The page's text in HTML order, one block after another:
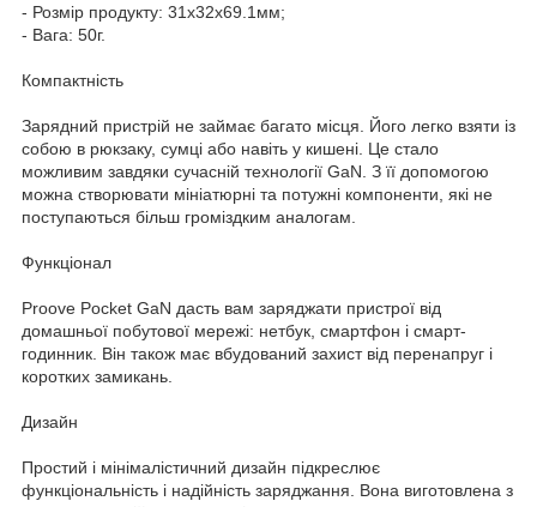
- Розмір продукту: 31x32x69.1мм;
- Вага: 50г.
Компактність
Зарядний пристрій не займає багато місця. Його легко взяти із
собою в рюкзаку, сумці або навіть у кишені. Це стало
можливим завдяки сучасній технології GaN. З її допомогою
можна створювати мініатюрні та потужні компоненти, які не
поступаються більш громіздким аналогам.
Функціонал
Proove Pocket GaN дасть вам заряджати пристрої від
домашньої побутової мережі: нетбук, смартфон і смарт-
годинник. Він також має вбудований захист від перенапруг і
коротких замикань.
Дизайн
Простий і мінімалістичний дизайн підкреслює
функціональність і надійність заряджання. Вона виготовлена з